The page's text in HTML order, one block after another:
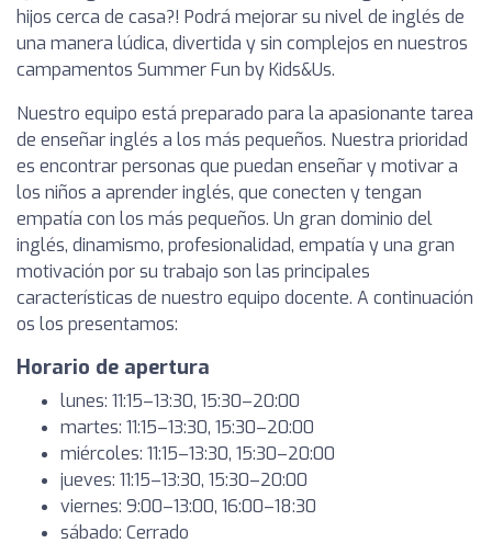
hijos cerca de casa?! Podrá mejorar su nivel de inglés de
una manera lúdica, divertida y sin complejos en nuestros
campamentos Summer Fun by Kids&Us.
Nuestro equipo está preparado para la apasionante tarea
de enseñar inglés a los más pequeños. Nuestra prioridad
es encontrar personas que puedan enseñar y motivar a
los niños a aprender inglés, que conecten y tengan
empatía con los más pequeños. Un gran dominio del
inglés, dinamismo, profesionalidad, empatía y una gran
motivación por su trabajo son las principales
características de nuestro equipo docente. A continuación
os los presentamos:
Horario de apertura
lunes: 11:15–13:30, 15:30–20:00
martes: 11:15–13:30, 15:30–20:00
miércoles: 11:15–13:30, 15:30–20:00
jueves: 11:15–13:30, 15:30–20:00
viernes: 9:00–13:00, 16:00–18:30
sábado: Cerrado